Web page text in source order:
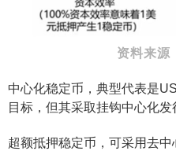
资料来源
中心化稳定币，典型代表是
目标，但其采取挂钩中心化发
超额抵押稳定币，可采用去